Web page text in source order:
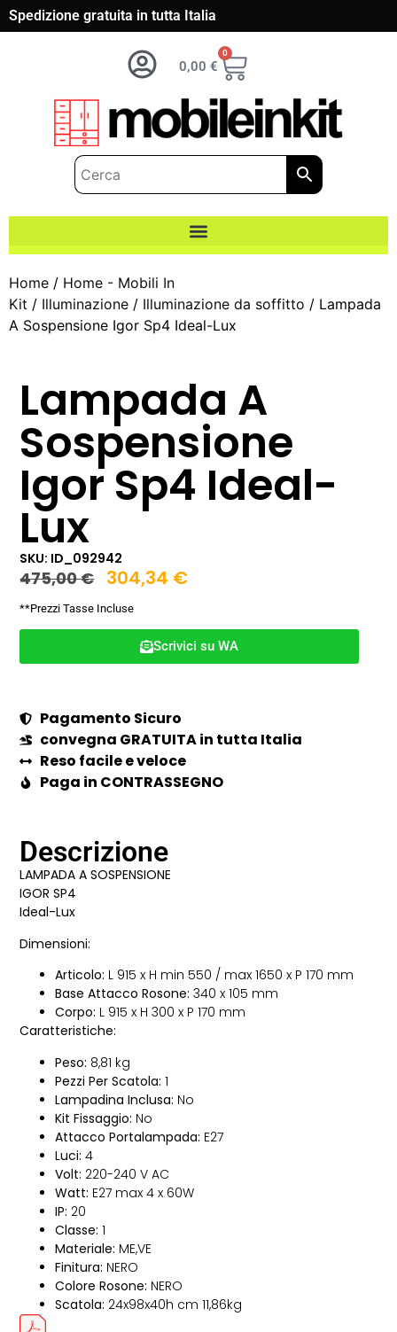
Spedizione gratuita in tutta Italia
0,00 €
0
Home / Home - Mobili In
Kit / Illuminazione / Illuminazione da soffitto / Lampada
A Sospensione Igor Sp4 Ideal-Lux
Lampada A
Sospensione
Igor Sp4 Ideal-
Lux
SKU: ID_092942
475,00€ 304,34 €
**Prezzi Tasse Incluse
Scrivici su WA
Pagamento Sicuro
convegna GRATUITA in tutta Italia
Reso facile e veloce
Paga in CONTRASSEGNO
Descrizione
LAMPADA A SOSPENSIONE
IGOR SP4
Ideal-Lux
Dimensioni:
Articolo: L 915 x H min 550 / max 1650 x P 170 mm
Base Attacco Rosone: 340 x 105 mm
Corpo: L 915 x H 300 x P 170 mm
Caratteristiche:
Peso: 8,81 kg
Pezzi Per Scatola: 1
Lampadina Inclusa: No
Kit Fissaggio: No
Attacco Portalampada: E27
Luci: 4
Volt: 220-240 V AC
Watt: E27 max 4 x 60W
IP: 20
Classe: 1
Materiale: ME,VE
Finitura: NERO
Colore Rosone: NERO
Scatola: 24x98x40h cm 11,86kg